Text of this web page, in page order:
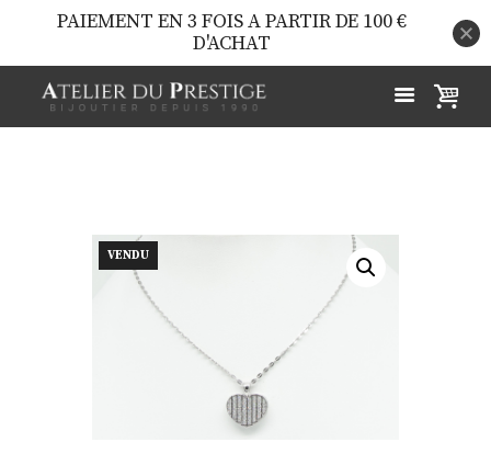
VENDU
PAIEMENT EN 3 FOIS A PARTIR DE 100 €
D'ACHAT